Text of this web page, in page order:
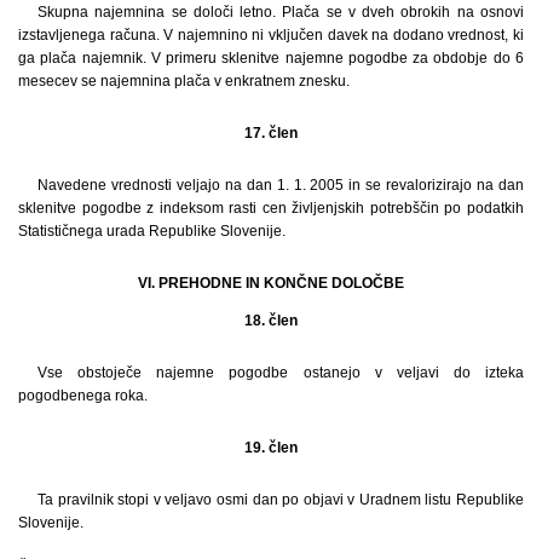
Skupna najemnina se določi letno. Plača se v dveh obrokih na osnovi
izstavljenega računa. V najemnino ni vključen davek na dodano vrednost, ki
ga plača najemnik. V primeru sklenitve najemne pogodbe za obdobje do 6
mesecev se najemnina plača v enkratnem znesku.
17. člen
Navedene vrednosti veljajo na dan 1. 1. 2005 in se revalorizirajo na dan
sklenitve pogodbe z indeksom rasti cen življenjskih potrebščin po podatkih
Statističnega urada Republike Slovenije.
VI. PREHODNE IN KONČNE DOLOČBE
18. člen
Vse obstoječe najemne pogodbe ostanejo v veljavi do izteka
pogodbenega roka.
19. člen
Ta pravilnik stopi v veljavo osmi dan po objavi v Uradnem listu Republike
Slovenije.